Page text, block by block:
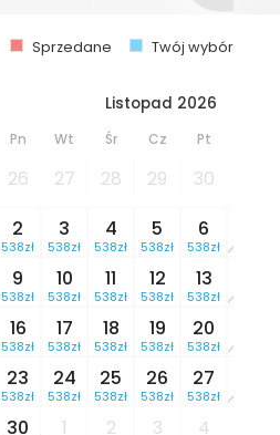
Sprzedane Twój wybór
Listopad 2026
Pn Wt Śr Cz Pt
26 27 28 29 30
2
538zł
3
538zł
4
538zł
5
538zł
6
538zł
9
538zł
10
538zł
11
538zł
12
538zł
13
538zł
16
538zł
17
538zł
18
538zł
19
538zł
20
538zł
23
538zł
24
538zł
25
538zł
26
538zł
27
538zł
30 1 2 3 4